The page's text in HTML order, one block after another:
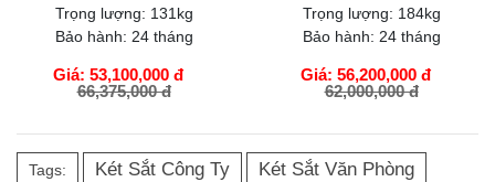
Trọng lượng: 131kg
Bảo hành: 24 tháng
Giá: 53,100,000 đ
66,375,000 đ
GIỎ HÀNG
Trọng lượng: 184kg
Bảo hành: 24 tháng
Giá: 56,200,000 đ
62,000,000 đ
GIỎ HÀNG
Tags: Két Sắt Công Ty Két Sắt Văn Phòng